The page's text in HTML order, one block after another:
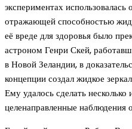
экспериментах
отражающей способностью
её вреде для здоровья было
астроном Генри Скей,
в Новой Зеландии, в
концепции создал жидкое
Ему удалось сделать
целенаправленные наблюдения